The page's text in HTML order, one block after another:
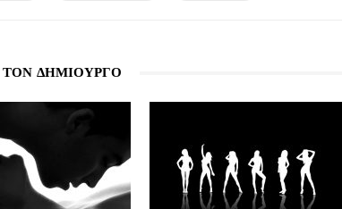
ΤΟΝ ΔΗΜΙΟΥΡΓΟ